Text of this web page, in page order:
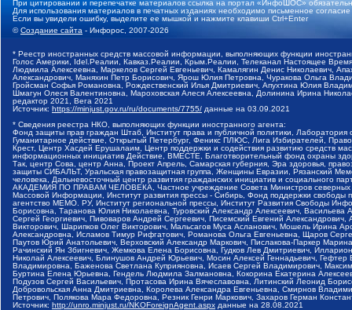
При цитировании и перепечатке материалов ссылка на портал «ИнфоШОС»
Для использования материалов в печатных изданиях необходимо письменное
Если вы увидели ошибку, выделите ее мышкой и нажмите клавиши Ctrl+Enter
©Создание сайта - Инфорос, 2007-2026
* Реестр иностранных средств массовой информации, выполняющих функции
Голос Америки, Idel.Реалии, Кавказ.Реалии, Крым.Реалии, Телеканал Настоящее
Людмила Алексеевна, Маркелов Сергей Евгеньевич, Камалягин Денис Николаевич,
Александрович, Маняхин Петр Борисович, Ярош Юлия Петровна, Чуракова Ольга
Гройсман Софья Романовна, Рождественский Илья Дмитриевич, Апухтина Юлия
Шмагун Олеся Валентиновна, Мароховская Алеся Алексеевна, Долинина Ирина
редактор 2021, Вега 2021
Источник: https://minjust.gov.ru/ru/documents/7755/ данные на 03.09.2021
* Сведения реестра НКО, выполняющих функции иностранного агента:
Фонд защиты прав граждан Штаб, Институт права и публичной политики,
Гуманитарное действие, Открытый Петербург, Феникс ПЛЮС, Лига Избирателей,
Крест, Центр Хасдей Ерушалаим, Центр поддержки и содействия развитию средств
информационных инициатив Действие, ВМЕСТЕ, Благотворительный фонд охраны
Так, центр Сова, центр Анна, Проект Апрель, Самарская губерния, Эра здоровья,
защиты СИБАЛЬТ, Уральская правозащитная группа, Женщины Евразии, Рязанский
человека, Дальневосточный центр развития гражданских инициатив и социального
АКАДЕМИЯ ПО ПРАВАМ ЧЕЛОВЕКА, Частное учреждение Совета Министров северных
Массовой Информации, Институт развития прессы - Сибирь, Фонд поддержки
агентство МЕМО. РУ, Институт региональной прессы, Институт Развития Свободы
Борисовна, Таранова Юлия Николаевна, Туровский Александр Алексеевич,
Сергей Георгиевич, Пивоваров Андрей Сергеевич, Писемский Евгений
Викторович, Шарипков Олег Викторович, Мальсагов Муса Асланович, Мошель Ирина
Александровна, Исламов Тимур Рифгатович, Романова Ольга Евгеньевна, Щаров
Паутов Юрий Анатольевич, Верховский Александр Маркович, Пислакова-Паркер
Рачинский Ян Збигневич, Жемкова Елена Борисовна, Гудков Лев Дмитриевич,
Николай Алексеевич, Блинушов Андрей Юрьевич, Мосин Алексей Геннадьевич,
Владимировна, Баженова Светлана Куприяновна, Исаев Сергей Владимирович,
Буртина Елена Юрьевна, Гендель Людмила Залмановна, Кокорина Екатерина
Подузов Сергей Васильевич, Протасова Ирина Вячеславовна, Литинский Леонид
Добровольская Анна Дмитриевна, Королева Александра Евгеньевна, Смирнов
Петрович, Полякова Мара Федоровна, Резник Генри Маркович, Захаров Герман
Источник: http://unro.minjust.ru/NKOForeignAgent.aspx данные на 28.08.2021